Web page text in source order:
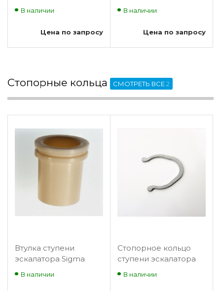
GUANGRI
В наличии
Цена по запросу
В наличии
Цена по запросу
Стопорные кольца СМОТРЕТЬ ВСЕ2
Втулка ступени
эскалатора Sigma
В наличии
Стопорное кольцо
ступени эскалатора
В наличии